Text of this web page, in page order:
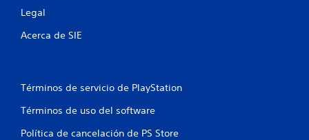
Legal
Acerca de SIE
Términos de servicio de PlayStation
Términos de uso del software
Política de cancelación de PS Store